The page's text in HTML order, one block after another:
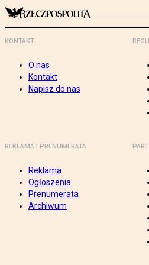
KONTAKT
O nas
Kontakt
Napisz do nas
REKLAMA I PRENUMERATA
Reklama
Ogłoszenia
Prenumerata
Archiwum